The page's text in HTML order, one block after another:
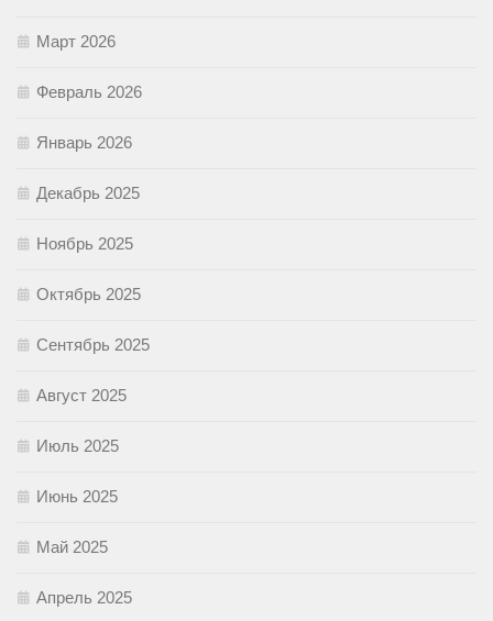
Март 2026
Февраль 2026
Январь 2026
Декабрь 2025
Ноябрь 2025
Октябрь 2025
Сентябрь 2025
Август 2025
Июль 2025
Июнь 2025
Май 2025
Апрель 2025